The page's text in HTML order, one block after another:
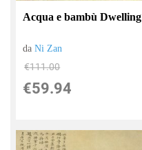
Acqua e bambù Dwelling
daNi Zan
€111.00
€59.94